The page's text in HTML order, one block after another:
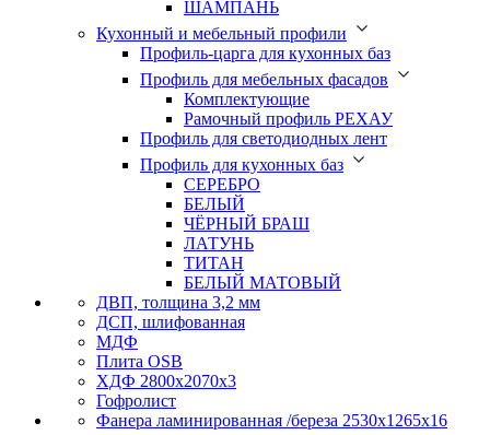
ШАМПАНЬ
Кухонный и мебельный профили
Профиль-царга для кухонных баз
Профиль для мебельных фасадов
Комплектующие
Рамочный профиль РЕХАУ
Профиль для светодиодных лент
Профиль для кухонных баз
СЕРЕБРО
БЕЛЫЙ
ЧЁРНЫЙ БРАШ
ЛАТУНЬ
ТИТАН
БЕЛЫЙ МАТОВЫЙ
ДВП, толщина 3,2 мм
ДСП, шлифованная
МДФ
Плита OSB
ХДФ 2800х2070х3
Гофролист
Фанера ламинированная /береза 2530х1265х16